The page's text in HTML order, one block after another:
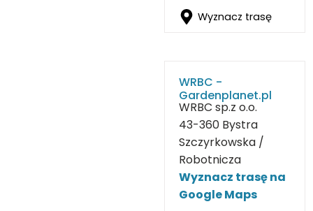
Wyznacz trasę
WRBC -
Gardenplanet.pl
WRBC sp.z o.o.
43-360 Bystra
Szczyrkowska /
Robotnicza
Wyznacz trasęna
Google Maps